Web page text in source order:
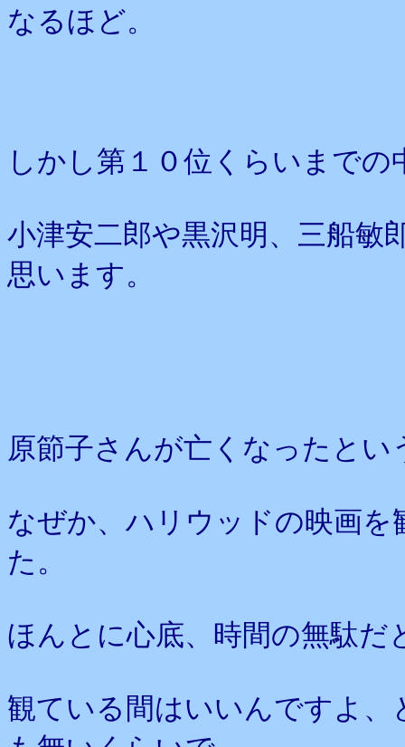
なるほど。
しかし第１０位くらいまでの
小津安二郎や黒沢明、三船敏
思います。
原節子さんが亡くなったと
なぜか、ハリウッドの映画
た。
ほんとに心底、時間の無駄だ
観ている間はいいんですよ